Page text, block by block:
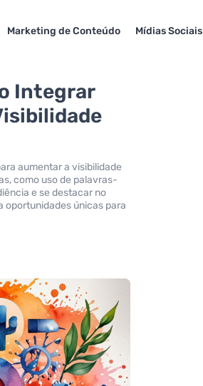
Marketing de Conteúdo Mídias Sociais
Integrar
aumentar a visibilidade
como uso de palavras-
e se destacar no
únicas para